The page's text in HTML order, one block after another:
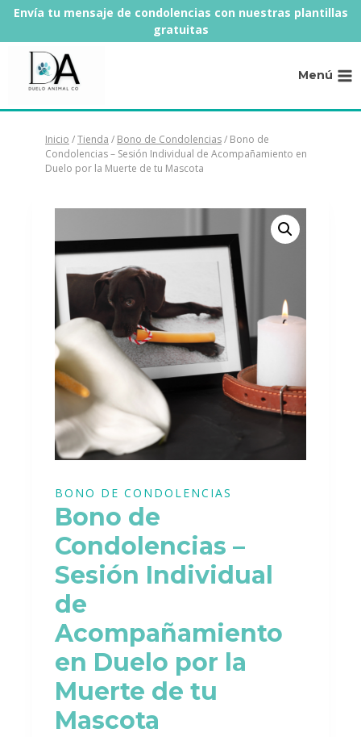
Saltar
contenido
Envía tu mensaje de condolencias con nuestras plantillas
gratuitas
Menú
Inicio /Tienda / Bono de Condolencias/ Bono de
Condolencias – Sesión Individual de Acompañamiento en
Duelo por la Muerte de tu Mascota
BONO DE CONDOLENCIAS
Bono de
Condolencias –
Sesión Individual
de
Acompañamiento
en Duelo por la
Muerte de tu
Mascota